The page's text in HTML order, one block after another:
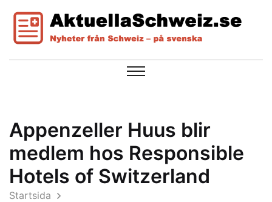
Appenzeller Huus blir
medlem hos Responsible
Hotels of Switzerland
Startsida